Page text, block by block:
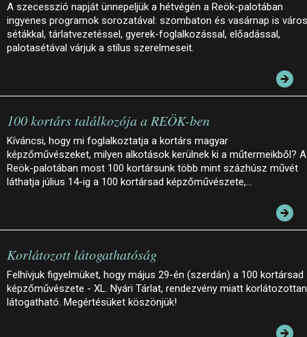
A szecesszió napját ünnepeljük a hétvégén a Reök-palotában
ingyenes programok sorozatával: szombaton és vasárnap is
sétákkal, tárlatvezetéssel, gyerek-foglalkozással, előadással,
palotasétával várjuk a stílus szerelmeseit.
100 kortárs találkozója a REÖK-ben
Kíváncsi, hogy mi foglalkoztatja a kortárs magyar
képzőművészeket, milyen alkotások kerülnek ki a műtermeikből? A
Reök-palotában most 100 kortársunk több mint százhúsz művét
láthatja július 14-ig a 100 kortársad képzőművészete,…
Korlátozott látogathatóság
Felhívjuk figyelmüket, hogy május 29-én (szerdán) a 100 kortársad
képzőművészete - XL. Nyári Tárlat, rendezvény miatt korlátozottan
látogatható. Megértésüket köszönjük!